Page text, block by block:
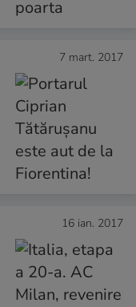
7 mart. 2017
16 ian. 2017